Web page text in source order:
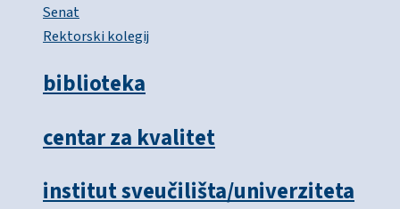
Senat
Rektorski kolegij
biblioteka
centar za kvalitet
institut sveučilišta/univerziteta